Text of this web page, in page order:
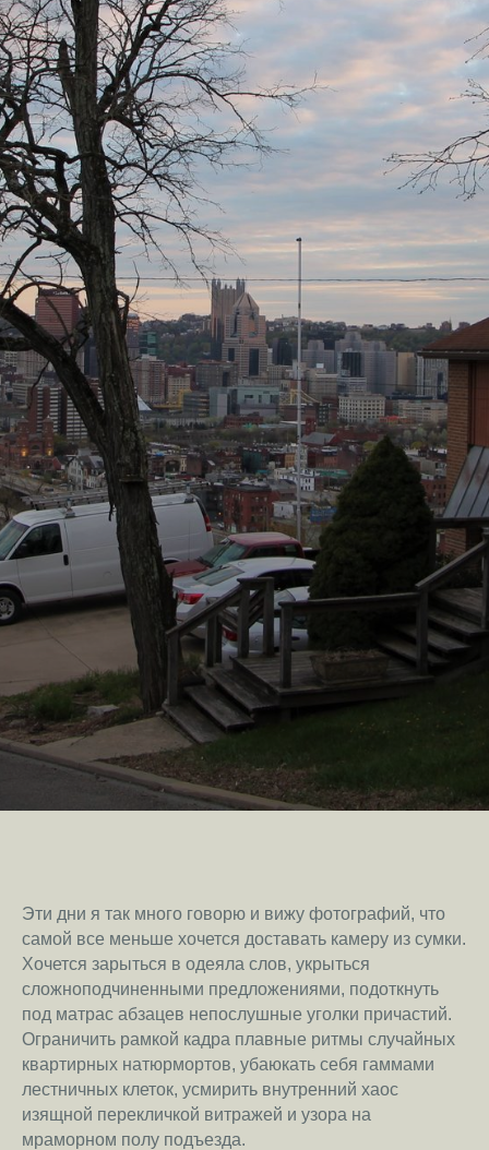
Эти дни я так много говорю и вижу фотографий, что
самой все меньше хочется доставать камеру из сумки.
Хочется зарыться в одеяла слов, укрыться
сложноподчиненными предложениями, подоткнуть
под матрас абзацев непослушные уголки причастий.
Ограничить рамкой кадра плавные ритмы случайных
квартирных натюрмортов, убаюкать себя гаммами
лестничных клеток, усмирить внутренний хаос
изящной перекличкой витражей и узора на
мраморном полу подъезда.